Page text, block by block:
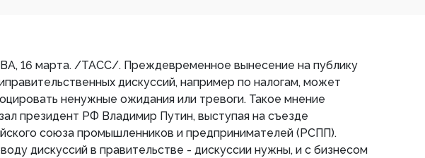
16 марта. /ТАСС/. Преждевременное вынесение на публику
дискуссий, например по налогам, может
ненужные ожидания или тревоги. Такое мнение
президент РФ Владимир Путин, выступая на съезде
союза промышленников и предпринимателей (РСПП).
дискуссий в правительстве - дискуссии нужны, и с бизнесом